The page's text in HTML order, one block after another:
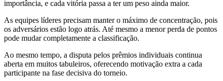
importância, e cada vitória passa a ter um peso ainda maior.
As equipes líderes precisam manter o máximo de concentração, pois
os adversários estão logo atrás. Até mesmo a menor perda de pontos
pode mudar completamente a classificação.
Ao mesmo tempo, a disputa pelos prêmios individuais continua
aberta em muitos tabuleiros, oferecendo motivação extra a cada
participante na fase decisiva do torneio.